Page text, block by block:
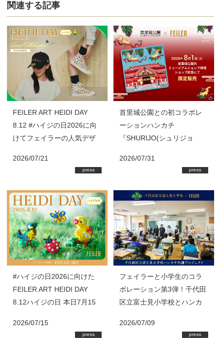
関連する記事
FEILER ART HEIDI DAY
8.12 #ハイジの日2026に向
けてフェイラーの人気デザ
2026/07/21
press
首里城公園との初コラボレ
ーションハンカチ
『SHURIJO(シュリジョ
販売 フェイラーではハン
カチの売上の一部を首里城
基金に寄付
2026/07/31
press
#ハイジの日2026に向けた
FEILER ART HEIDI DAY
8.12ハイジの日 本日7月15
2026/07/15
press
フェイラーと小学生のコラ
ボレーション第3弾！千代田
区立富士見小学校とハンカ
2026/07/09
press